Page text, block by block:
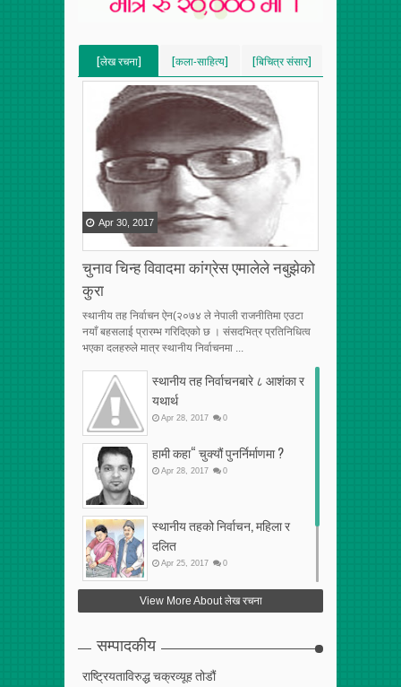
[लेख रचना]
[VERTICAL]
[RECENT][5]
[कला-साहित्य]
[VERTICAL]
[बिचित्र संसार]
[VERTICAL]
[RECENT][5]
चुनाव चिन्ह विवादमा कांग्रेस एमालेले नबुझेको
कुरा
Apr 30 2017
स्थानीय तह निर्वाचन ऐन(२०७४ ले नेपाली राजनीतिमा एउटा
नयाँ बहसलाई प्रारम्भ गरिदिएको छ । संसदभित्र प्रतिनिधित्व
भएका दलहरुले मात्र स्थानीय निर्वाचनमा ...
स्थानीय तह निर्वाचनबारे ८ आशंका र
यथार्थ
Apr 28 2017 0
हामी कहा“ चुक्यौं पुनर्निर्माणमा ?
Apr 28 2017 0
स्थानीय तहको निर्वाचन, महिला र
दलित
Apr 25 2017 0
फेरि अर्को गलत सहमति
View More About लेख रचना
सम्पादकीय
राष्ट्रियताविरुद्ध चक्रव्यूह तोडौं